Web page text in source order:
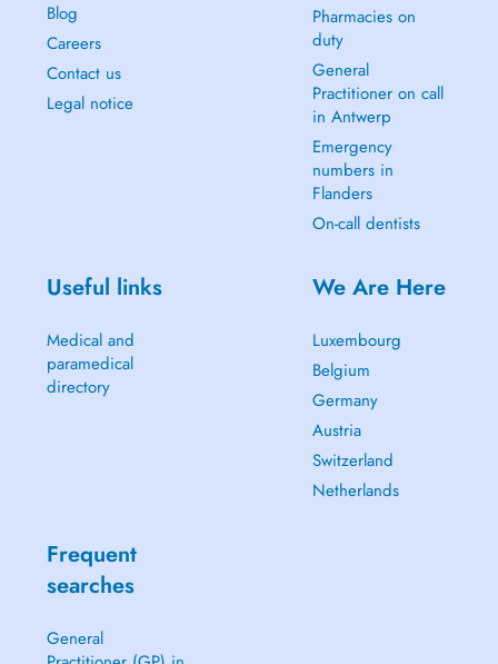
Blog
Careers
Contact us
Legal notice
Pharmacies on
duty
General
Practitioner on call
in Antwerp
Emergency
numbers in
Flanders
On-call dentists
Useful links
Medical and
paramedical
directory
We Are Here
Luxembourg
Belgium
Germany
Austria
Switzerland
Netherlands
Frequent
searches
General